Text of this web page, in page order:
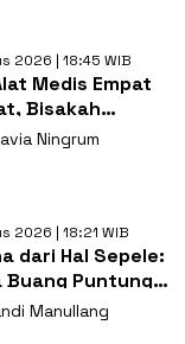
2026 | 18:45 WIB
Medis Empat
Bisakah
Kesehatan
Ningrum
2026 | 18:21 WIB
dari Hal Sepele:
Buang Puntung
di
Manullang